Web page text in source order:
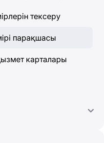
тексеру
парақшасы
карталары